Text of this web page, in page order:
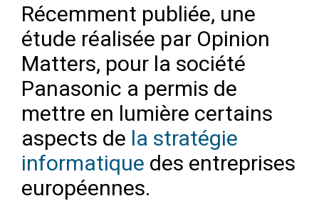
Récemment publiée, une
étude réalisée par Opinion
Matters, pour la société
Panasonic a permis de
mettre en lumière certains
aspects de la stratégie
informatique des entreprises
européennes.